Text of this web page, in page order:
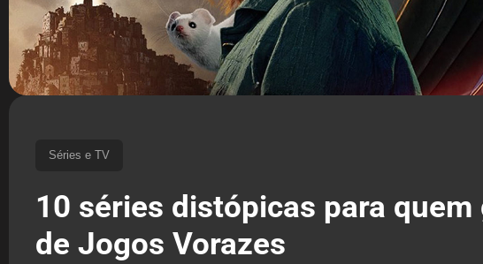
Séries e TV
10 séries distópicas para quem
de Jogos Vorazes